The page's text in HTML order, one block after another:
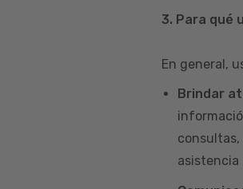
3. Para qué
En general,
Brindar
consultas,
asistencia